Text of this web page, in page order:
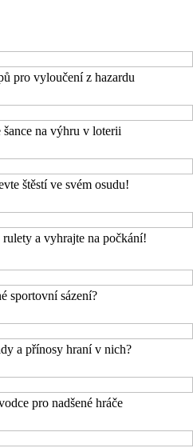
pro vyloučení z hazardu
na výhru v loterii
štěstí ve svém osudu!
a vyhrajte na počkání!
sportovní sázení?
a přínosy hraní v nich?
pro nadšené hráče